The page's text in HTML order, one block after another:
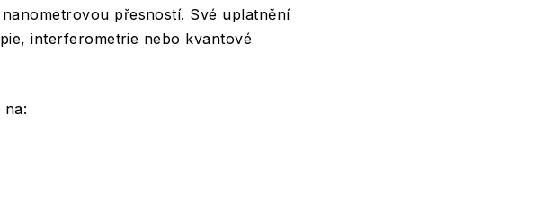
přesností. Své uplatnění
interferometrie nebo kvantové
na: